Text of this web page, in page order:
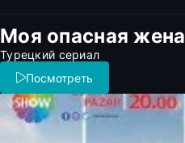
Моя опасная жена
Турецкий сериал
Посмотреть